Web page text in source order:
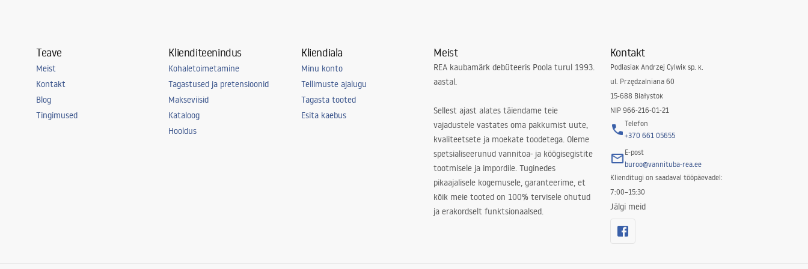
Energiaklass
F
Tihedusklass
IP20
Tuba
kontor, söögituba, koridor/trepikoda, köök,
elutuba, magamistuba, universaalne
Võimsus
Teave
Meist
Kontakt
Blog
Tingimused
Klienditeenindus
Kohaletoimetamine
Tagastused ja pretensioonid
Makseviisid
Kataloog
Hooldus
Kliendiala
Minu konto
Tellimuste ajalugu
Tagasta tooted
Esita kaebus
Meist
REA kaubamärk debüteeris Poola turul 1993.
aastal.
Sellest ajast alates täiendame teie
vajadustele vastates oma pakkumist uute,
kvaliteetsete ja moekate toodetega. Oleme
spetsialiseerunud vannitoa- ja köögisegistite
tootmisele ja impordile. Tuginedes
pikaajalisele kogemusele, garanteerime, et
kõik meie tooted on 100% tervisele ohutud
ja erakordselt funktsionaalsed.
Kontakt
Podlasiak Andrzej Cylwik sp. k.
ul. Przędzalniana 60
15-688 Białystok
NIP 966-216-01-21
Telefon
+370 661 05655
E-post
buroo@vannituba-rea.ee
Klienditugi on saadaval tööpäevadel:
7:00–15:30
Jälgi meid